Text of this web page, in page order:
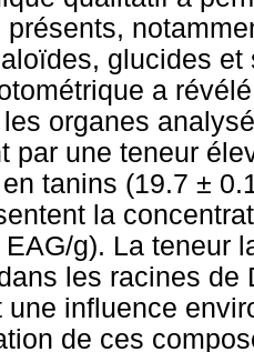
présents,
glucides
a
organes
par une teneur
tanins (19.7 ±
la
EAG/g). La teneur
les racines de
une influence
de ces